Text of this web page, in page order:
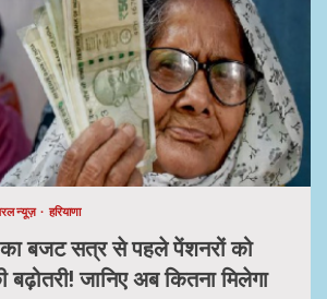
न्यूज़ हरियाणा
का बजट सत्र से पहले पेंशनरों को
जानिए अब कितना मिलेगा